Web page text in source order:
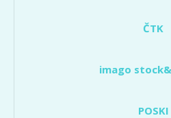
ČTK
imago
POSKI